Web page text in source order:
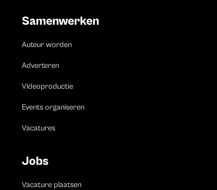
Samenwerken
Auteur worden
Adverteren
Videoproductie
Events organiseren
Vacatures
Jobs
Vacature plaatsen